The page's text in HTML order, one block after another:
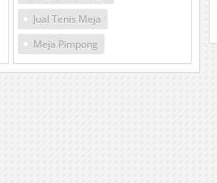
Jual Tenis Meja
Meja Pimpong